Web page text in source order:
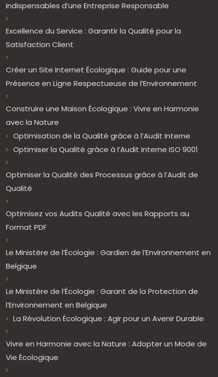
Indispensables d’une Entreprise Responsable
Excellence du Service : Garantir la Qualité pour la
Satisfaction Client
Créer un Site Internet Écologique : Guide pour une
Présence en Ligne Respectueuse de l’Environnement
Construire une Maison Écologique : Vivre en Harmonie
avec la Nature
Optimisation de la Qualité grâce à l’Audit Interne
Optimiser la Qualité grâce à l’Audit Interne ISO 9001
Optimiser la Qualité des Processus grâce à l’Audit de
Qualité
Optimisez vos Audits Qualité avec les Rapports au
Format PDF
Le Ministère de l’Écologie : Gardien de l’Environnement en
Belgique
Le Ministère de l’Écologie : Garant de la Protection de
l’Environnement en Belgique
La Révolution Écologique : Agir pour un Avenir Durable
Vivre en Harmonie avec la Nature : Adopter un Mode de
Vie Écologique